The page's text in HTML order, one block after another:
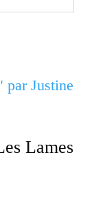
Lames